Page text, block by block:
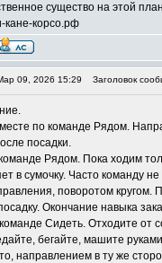
существо на этой
кане-корсо.рф
09, 2026 15:29 Заголовок
по команде Рядом.
посадки.
Рядом. Пока ходим
в сумочку. Часто команду
поворотом кругом.
Окончание навыка
Сидеть. Отходите от
бегайте, машите
направлением в ту же